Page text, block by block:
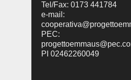
Tel/Fax: 0173 441784
e-mail:
PEC:
PI 02462260049